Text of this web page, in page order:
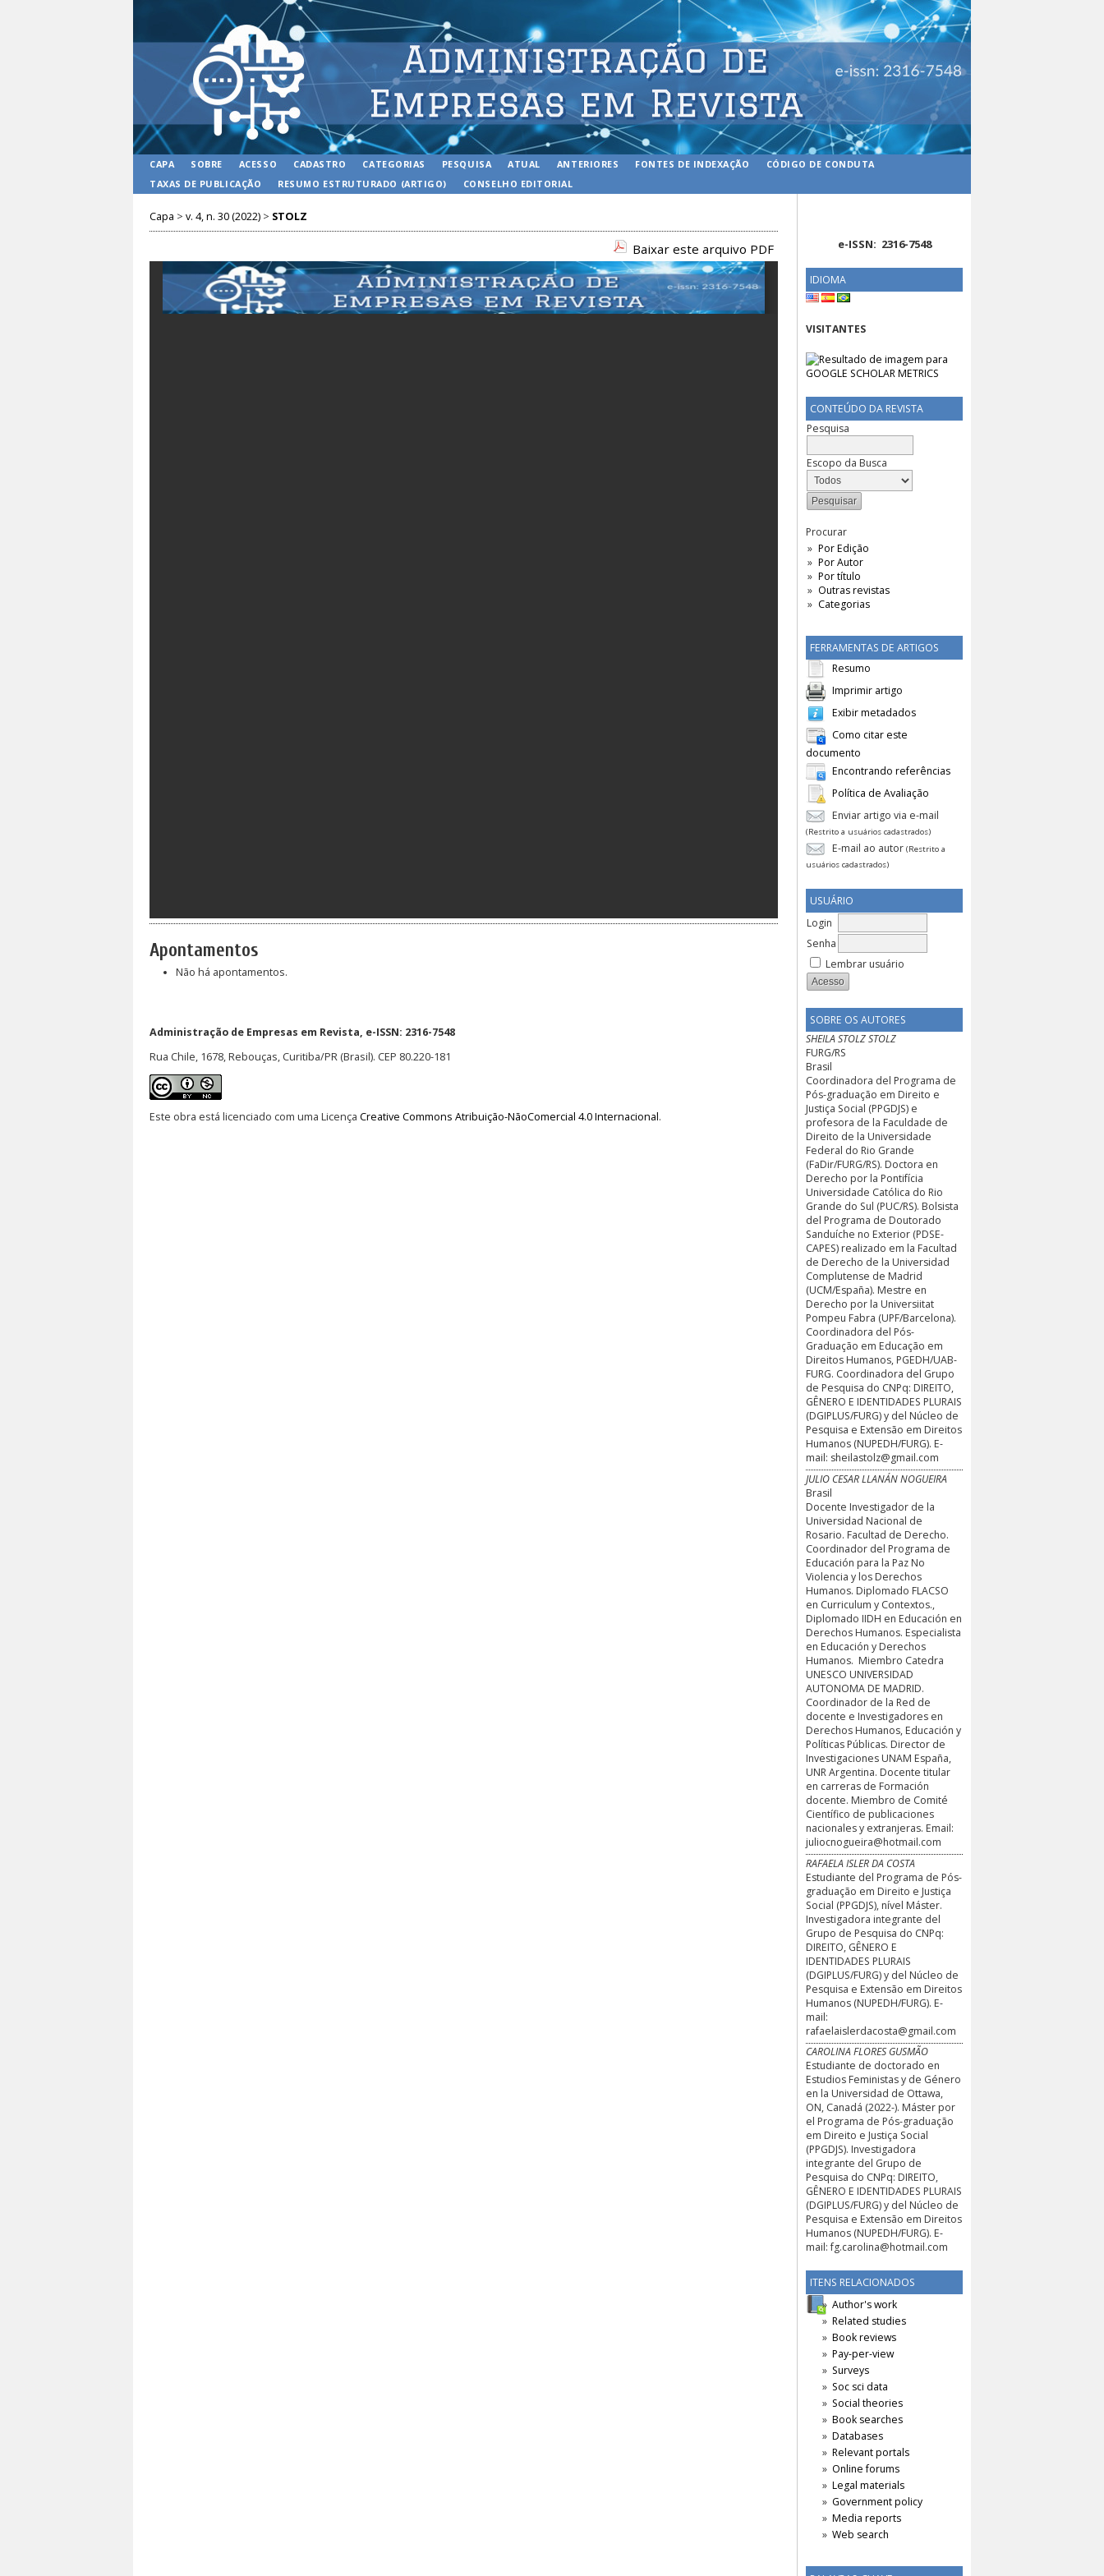
e-ISSN: 2316-7548
IDIOMA
VISITANTES
CONTEÚDO DA REVISTA
Pesquisa
Escopo da Busca
Procurar
Por Edição
Por Autor
Por título
Outras revistas
Categorias
FERRAMENTAS DE ARTIGOS
Resumo
Imprimir artigo
Exibir metadados
Como citar este
documento
Encontrando referências
Política de Avaliação
Enviar artigo via e-mail
(Restrito a usuários cadastrados)
E-mail ao autor (Restrito a
usuários cadastrados)
USUÁRIO
Login
Senha
Lembrar usuário
SOBRE OS AUTORES
SHEILA STOLZ STOLZ
FURG/RS
Brasil
Coordinadora del Programa de
Pós-graduação em Direito e
Justiça Social (PPGDJS) e
profesora de la Faculdade de
Direito de la Universidade
Federal do Rio Grande
(FaDir/FURG/RS). Doctora en
Derecho por la Pontifícia
Universidade Católica do Rio
Grande do Sul (PUC/RS). Bolsista
del Programa de Doutorado
Sanduíche no Exterior (PDSE-
CAPES) realizado em la Facultad
de Derecho de la Universidad
Complutense de Madrid
(UCM/España). Mestre en
Derecho por la Universiitat
Pompeu Fabra (UPF/Barcelona).
Coordinadora del Pós-
Graduação em Educação em
Direitos Humanos, PGEDH/UAB-
FURG. Coordinadora del Grupo
de Pesquisa do CNPq: DIREITO,
GÊNERO E IDENTIDADES PLURAIS
(DGIPLUS/FURG) y del Núcleo de
Pesquisa e Extensão em Direitos
Humanos (NUPEDH/FURG). E-
mail: sheilastolz@gmail.com
JULIO CESAR LLANÁN NOGUEIRA
Brasil
Docente Investigador de la
Universidad Nacional de
Rosario. Facultad de Derecho.
Coordinador del Programa de
Educación para la Paz No
Violencia y los Derechos
Humanos. Diplomado FLACSO
en Curriculum y Contextos.,
Diplomado IIDH en Educación en
Derechos Humanos. Especialista
en Educación y Derechos
Humanos. Miembro Catedra
UNESCO UNIVERSIDAD
AUTONOMA DE MADRID.
Coordinador de la Red de
docente e Investigadores en
Derechos Humanos, Educación y
Políticas Públicas. Director de
Investigaciones UNAM España,
UNR Argentina. Docente titular
en carreras de Formación
docente. Miembro de Comité
Científico de publicaciones
nacionales y extranjeras. Email:
juliocnogueira@hotmail.com
RAFAELA ISLER DA COSTA
Estudiante del Programa de Pós-
graduação em Direito e Justiça
Social (PPGDJS), nível Máster.
Investigadora integrante del
Grupo de Pesquisa do CNPq:
DIREITO, GÊNERO E
IDENTIDADES PLURAIS
(DGIPLUS/FURG) y del Núcleo de
Pesquisa e Extensão em Direitos
Humanos (NUPEDH/FURG). E-
mail:
rafaelaislerdacosta@gmail.com
CAROLINA FLORES GUSMÃO
Estudiante de doctorado en
Estudios Feministas y de Género
en la Universidad de Ottawa,
ON, Canadá (2022-). Máster por
el Programa de Pós-graduação
em Direito e Justiça Social
(PPGDJS). Investigadora
integrante del Grupo de
Pesquisa do CNPq: DIREITO,
GÊNERO E IDENTIDADES PLURAIS
(DGIPLUS/FURG) y del Núcleo de
Pesquisa e Extensão em Direitos
Humanos (NUPEDH/FURG). E-
mail:fg.carolina@hotmail.com
ITENS RELACIONADOS
Author's work
Related studies
Book reviews
Pay-per-view
Surveys
Soc sci data
Social theories
Book searches
Databases
Relevant portals
Online forums
Legal materials
Government policy
Media reports
Web search
CAPA SOBRE ACESSO CADASTRO CATEGORIAS PESQUISA ATUAL ANTERIORES FONTES DE INDEXAÇÃO
CÓDIGO DE CONDUTA
TAXAS DE PUBLICAÇÃO
RESUMO ESTRUTURADO (ARTIGO) CONSELHO EDITORIAL
Capa > v. 4, n. 30 (2022) > STOLZ
Baixar este arquivo PDF
Apontamentos
Não há apontamentos.
Administração de Empresas em Revista, e-ISSN: 2316-7548
Rua Chile, 1678, Rebouças, Curitiba/PR (Brasil). CEP 80.220-181
Este obra está licenciado com uma Licença Creative Commons Atribuição-NãoComercial 4.0 Internacional.